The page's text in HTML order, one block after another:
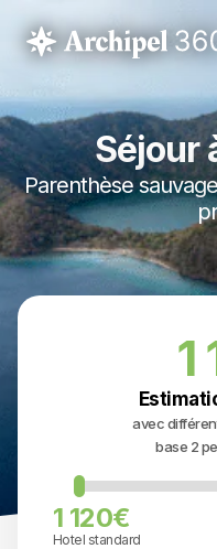
Séjour
Parenthèse
1
avec
base 2
1 120€
Hotel standard